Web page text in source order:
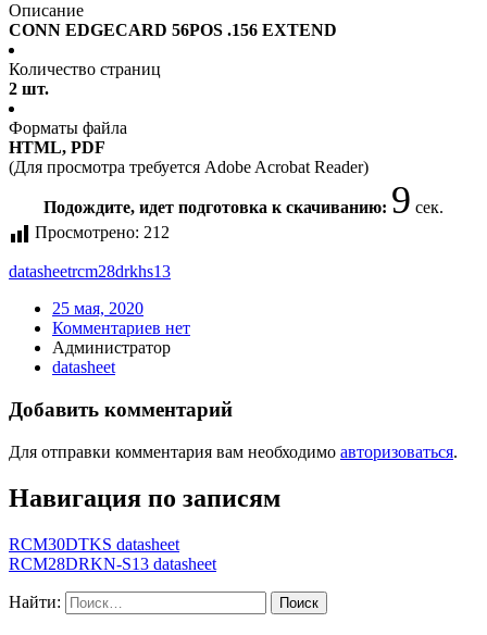
Описание
CONN EDGECARD 56POS .156 EXTEND
Количество страниц
2 шт.
Форматы файла
HTML, PDF
(Для просмотра требуется Adobe Acrobat Reader)
Подождите, идет подготовка к скачиванию: 9 сек.
Просмотрено: 212
datasheetrcm28drkhs13
25 мая, 2020
Комментариев нет
Администратор
datasheet
Добавить комментарий
Для отправки комментария вам необходимо авторизоваться.
Навигация по записям
RCM30DTKS datasheet
RCM28DRKN-S13 datasheet
Найти: